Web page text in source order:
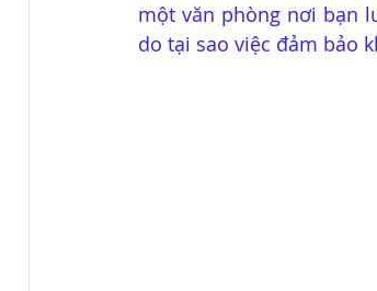
một văn phòng nơi bạn
do tại sao việc đảm bảo